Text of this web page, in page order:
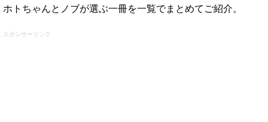
ホトちゃんとノブが選ぶ一冊を一覧でまとめてご紹介。
スポンサーリンク